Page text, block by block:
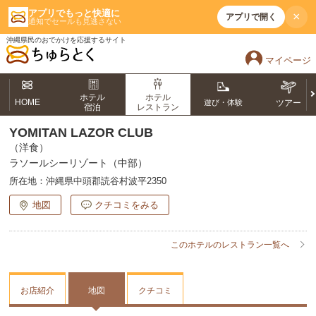
アプリでもっと快適に
通知でセールも見逃さない アプリで開く ×
沖縄県民のおでかけを応援するサイト
マイページ
HOME
ホテル
宿泊
ホテル
レストラン
遊び・体験 ツアー
YOMITAN LAZOR CLUB
（洋食）
ラソールシーリゾート（中部）
所在地： 沖縄県中頭郡読谷村波平2350
地図 クチコミをみる
このホテルのレストラン一覧へ
お店紹介 地図 クチコミ